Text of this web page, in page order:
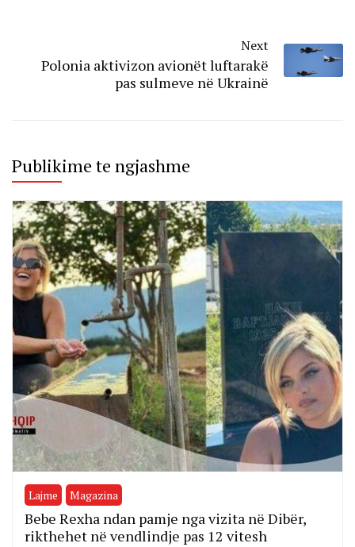
Next
Polonia aktivizon avionët luftarakë
pas sulmeve në Ukrainë
Publikime te ngjashme
Lajme Magazina
Bebe Rexha ndan pamje nga vizita në Dibër,
rikthehet në vendlindje pas 12 vitesh